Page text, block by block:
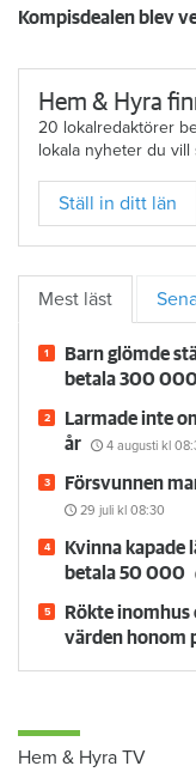
Hem & Hyra
20 lokalredaktörer
lokala nyheter du vill
Ställ in ditt län
Mest läst
Barn glömde
betala 300
Larmade inte
år
4 augusti kl
Försvunnen
29 juli kl 08:30
Kvinna kapade
betala 50 000
Rökte inomhus
värden honom
Hem & Hyra TV